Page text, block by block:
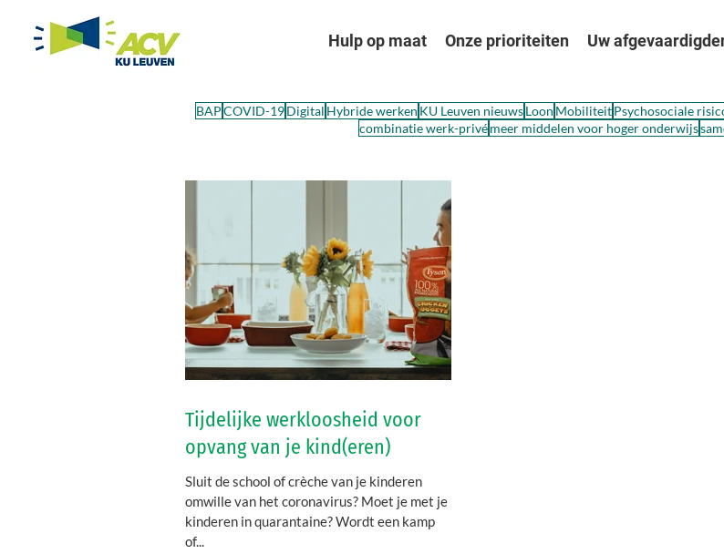
Hulp op maat Onze prioriteiten Uw
BAPCOVID-19 Digital Hybride werken KU Leuven nieuws Loon Mobiliteit Psychosociale
combinatie werk-privémeer middelen voor hoger onderwijs
Tijdelijke werkloosheid voor
opvang van je kind(eren)
Sluit de school of crèche van je kinderen
omwille van het coronavirus? Moet je met je
kinderen in quarantaine? Wordt een kamp
of...